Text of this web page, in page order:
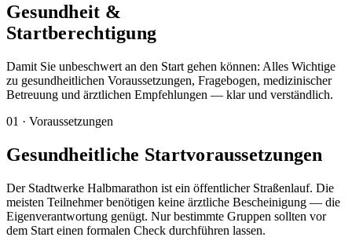
Gesundheit &
Startberechtigung
Damit Sie unbeschwert an den Start gehen können: Alles Wichtige
zu gesundheitlichen Voraussetzungen, Fragebogen, medizinischer
Betreuung und ärztlichen Empfehlungen — klar und verständlich.
01 · Voraussetzungen
Gesundheitliche Startvoraussetzungen
Der Stadtwerke Halbmarathon ist ein öffentlicher Straßenlauf. Die
meisten Teilnehmer benötigen keine ärztliche Bescheinigung — die
Eigenverantwortung genügt. Nur bestimmte Gruppen sollten vor
dem Start einen formalen Check durchführen lassen.